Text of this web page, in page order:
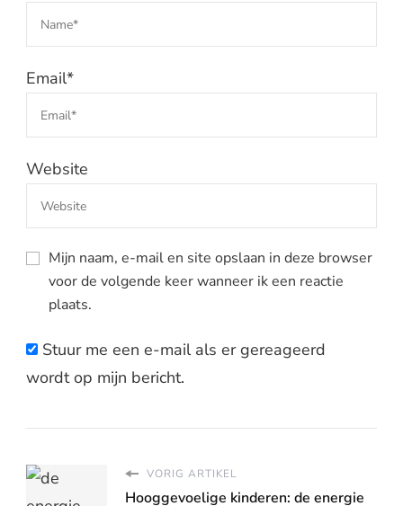
Email*
Website
Mijn naam, e-mail en site opslaan in deze browser
voor de volgende keer wanneer ik een reactie
plaats.
Stuur me een e-mail als er gereageerd
wordt op mijn bericht.
VORIG ARTIKEL
Hooggevoelige kinderen: de energie